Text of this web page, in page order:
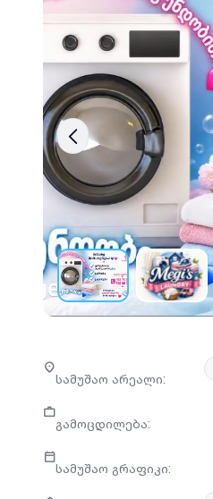
სამუშაო არეალი:
გამოცდილება:
სამუშაო გრაფიკი: